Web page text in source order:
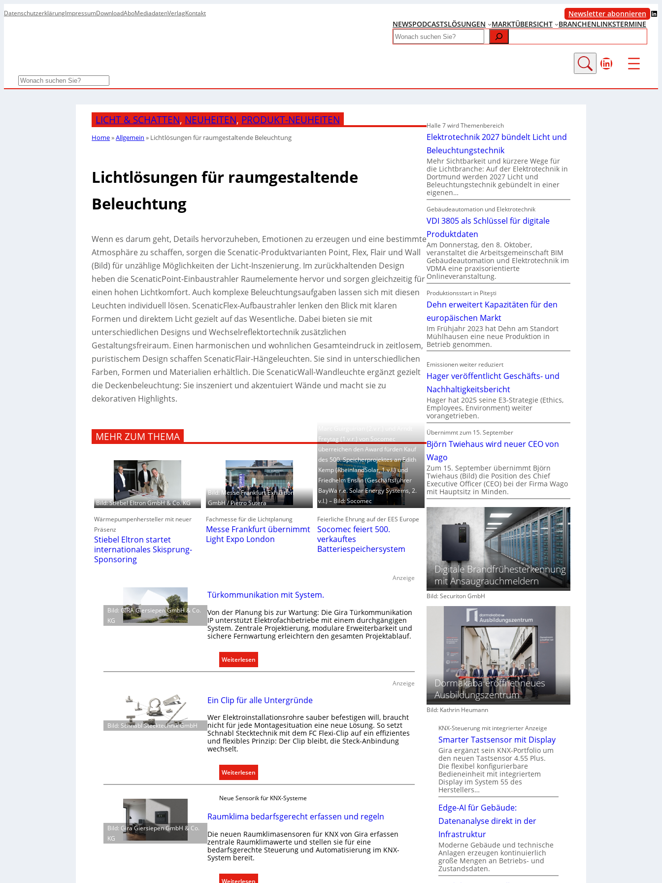
DatenschutzerklärungImpressumDownloadAboMediadatenVerlagKontakt Newsletter abonnieren LinkedIn
NEWSPODCASTSLÖSUNGEN MARKTÜBERSICHT BRANCHENLINKSTERMINE
Search
LinkedIn
Search
LICHT & SCHATTEN, NEUHEITEN, PRODUKT-NEUHEITEN
Home»Allgemein » Lichtlösungen für raumgestaltende Beleuchtung
Lichtlösungen für raumgestaltende
Beleuchtung
Wenn es darum geht, Details hervorzuheben, Emotionen zu erzeugen und eine bestimmte
Atmosphäre zu schaffen, sorgen die Scenatic-Produktvarianten Point, Flex, Flair und Wall
(Bild) für unzählige Möglichkeiten der Licht-Inszenierung. Im zurückhaltenden Design
heben die ScenaticPoint-Einbaustrahler Raumelemente hervor und sorgen gleichzeitig für
einen hohen Lichtkomfort. Auch komplexe Beleuchtungsaufgaben lassen sich mit diesen
Leuchten individuell lösen. ScenaticFlex-Aufbaustrahler lenken den Blick mit klaren
Formen und direktem Licht gezielt auf das Wesentliche. Dabei bieten sie mit
unterschiedlichen Designs und Wechselreflektortechnik zusätzlichen
Gestaltungsfreiraum. Einen harmonischen und wohnlichen Gesamteindruck in zeitlosem,
puristischem Design schaffen ScenaticFlair-Hängeleuchten. Sie sind in unterschiedlichen
Farben, Formen und Materialien erhältlich. Die ScenaticWall-Wandleuchte ergänzt gezielt
die Deckenbeleuchtung: Sie inszeniert und akzentuiert Wände und macht sie zu
dekorativen Highlights.
MEHR ZUM THEMA
Bild: Stiebel Eltron GmbH & Co. KG
Wärmepumpenhersteller mit neuer
Präsenz
Stiebel Eltron startet
internationales Skisprung-
Sponsoring
Bild: Messe Frankfurt Exhibition
GmbH / Pietro Sutera
Fachmesse für die Lichtplanung
Messe Frankfurt übernimmt
Light Expo London
Freytag (1.v.r.) von Socomec
überreichen den Award fürden Kauf
des 500. Speicherprojektes an Edith
Kemp (RheinlandSolar, 1.v.l.) und
Friedhelm Enslin (Geschäftsführer
BayWa r.e. Solar Energy Systems, 2.
v.l.) – Bild: Socomec
Feierliche Ehrung auf der EES Europe
Socomec feiert 500.
verkauftes
Batteriespeichersystem
Anzeige
Bild: GIRA Giersiepen GmbH & Co.
KG
Türkommunikation mit System.
Von der Planung bis zur Wartung: Die Gira Türkommunikation
IP unterstützt Elektrofachbetriebe mit einem durchgängigen
System. Zentrale Projektierung, modulare Erweiterbarkeit und
sichere Fernwartung erleichtern den gesamten Projektablauf.
Weiterlesen:
T
k
m
m
u
k
a
o
m
i
y
Anzeige
Bild: Schnabl Stecktechnik GmbH
Ein Clip für alle Untergründe
Wer Elektroinstallationsrohre sauber befestigen will, braucht
nicht für jede Montagesituation eine neue Lösung. So setzt
Schnabl Stecktechnik mit dem FC Flexi-Clip auf ein effizientes
und flexibles Prinzip: Der Clip bleibt, die Steck-Anbindung
wechselt.
Weiterlesen:
E
n
C
i
p
f
r
Bild: Gira Giersiepen GmbH & Co.
KG
Neue Sensorik für KNX-Systeme
Raumklima bedarfsgerecht erfassen und regeln
Die neuen Raumklimasensoren für KNX von Gira erfassen
zentrale Raumklimawerte und stellen sie für eine
bedarfsgerechte Steuerung und Automatisierung im KNX-
System bereit.
Weiterlesen:
Halle 7 wird Themenbereich
Elektrotechnik 2027 bündelt Licht und
Beleuchtungstechnik
Mehr Sichtbarkeit und kürzere Wege für
die Lichtbranche: Auf der Elektrotechnik in
Dortmund werden 2027 Licht und
Beleuchtungstechnik gebündelt in einer
eigenen…
Gebäudeautomation und Elektrotechnik
VDI 3805 als Schlüssel für digitale
Produktdaten
Am Donnerstag, den 8. Oktober,
veranstaltet die Arbeitsgemeinschaft BIM
Gebäudeautomation und Elektrotechnik im
VDMA eine praxisorientierte
Onlineveranstaltung.
Produktionsstart in Piteşti
Dehn erweitert Kapazitäten für den
europäischen Markt
Im Frühjahr 2023 hat Dehn am Standort
Mühlhausen eine neue Produktion in
Betrieb genommen.
Emissionen weiter reduziert
Hager veröffentlicht Geschäfts- und
Nachhaltigkeitsbericht
Hager hat 2025 seine E3-Strategie (Ethics,
Employees, Environment) weiter
vorangetrieben.
Übernimmt zum 15. September
Björn Twiehaus wird neuer CEO von
Wago
Zum 15. September übernimmt Björn
Twiehaus (Bild) die Position des Chief
Executive Officer (CEO) bei der Firma Wago
mit Hauptsitz in Minden.
Digitale Brandfrühesterkennung
mit Ansaugrauchmeldern
Bild: Securiton GmbH
Dormakaba eröffnet neues
Ausbildungszentrum
Bild: Kathrin Heumann
KNX-Steuerung mit integrierter Anzeige
Smarter Tastsensor mit Display
Gira ergänzt sein KNX-Portfolio um
den neuen Tastsensor 4.55 Plus.
Die flexibel konfigurierbare
Bedieneinheit mit integriertem
Display im System 55 des
Herstellers…
Edge-AI für Gebäude:
Datenanalyse direkt in der
Infrastruktur
Moderne Gebäude und technische
Anlagen erzeugen kontinuierlich
große Mengen an Betriebs- und
Zustandsdaten.